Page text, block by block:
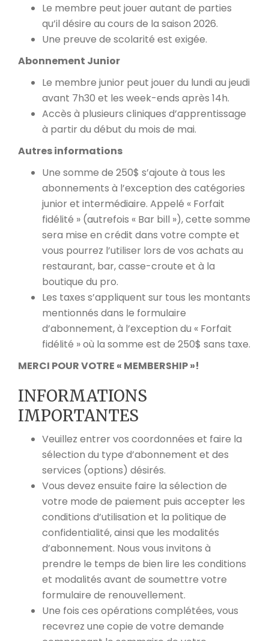
Le membre peut jouer autant de parties
qu’il désire au cours de la saison 2026.
Une preuve de scolarité est exigée.
Abonnement Junior
Le membre junior peut jouer du lundi au jeudi
avant 7h30 et les week-ends après 14h.
Accès à plusieurs cliniques d’apprentissage
à partir du début du mois de mai.
Autres informations
Une somme de 250$ s’ajoute à tous les
abonnements à l’exception des catégories
junior et intermédiaire. Appelé « Forfait
fidélité » (autrefois « Bar bill »), cette somme
sera mise en crédit dans votre compte et
vous pourrez l’utiliser lors de vos achats au
restaurant, bar, casse-croute et à la
boutique du pro.
Les taxes s’appliquent sur tous les montants
mentionnés dans le formulaire
d’abonnement, à l’exception du « Forfait
fidélité » où la somme est de 250$ sans taxe.
MERCI POUR VOTRE « MEMBERSHIP »!
INFORMATIONS
IMPORTANTES
Veuillez entrer vos coordonnées et faire la
sélection du type d’abonnement et des
services (options) désirés.
Vous devez ensuite faire la sélection de
votre mode de paiement puis accepter les
conditions d’utilisation et la politique de
confidentialité, ainsi que les modalités
d’abonnement. Nous vous invitons à
prendre le temps de bien lire les conditions
et modalités avant de soumettre votre
formulaire de renouvellement.
Une fois ces opérations complétées, vous
recevrez une copie de votre demande